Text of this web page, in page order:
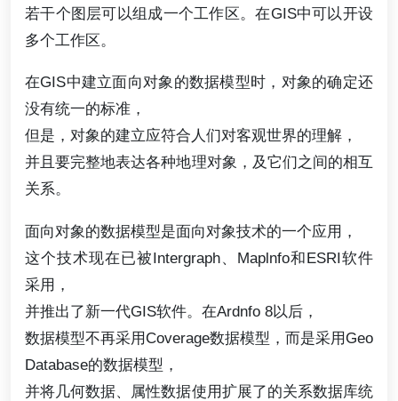
若干个图层可以组成一个工作区。在GIS中可以开设
多个工作区。
在GIS中建立面向对象的数据模型时，对象的确定还
没有统一的标准，
但是，对象的建立应符合人们对客观世界的理解，
并且要完整地表达各种地理对象，及它们之间的相互
关系。
面向对象的数据模型是面向对象技术的一个应用，
这个技术现在已被Intergraph、Maplnfo和ESRI软件
采用，
并推出了新一代GIS软件。在Ardnfo 8以后，
数据模型不再采用Coverage数据模型，而是采用Geo
Database的数据模型，
并将几何数据、属性数据使用扩展了的关系数据库统